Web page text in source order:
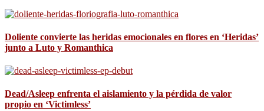
Doliente convierte las heridas emocionales en flores en ‘Heridas’
junto a Luto y Romanthica
Dead/Asleep enfrenta el aislamiento y la pérdida de valor
propio en ‘Victimless’